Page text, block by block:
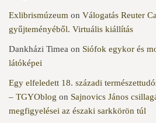
Exlibrismúzeum on Válogatás Reuter
gyűjteményéből. Virtuális kiállítás
Dankházi Timea on Siófok egykor és
látóképei
Egy elfeledett 18. századi
– TGYOblog on Sajnovics János
megfigyelései az északi sarkkörön túl